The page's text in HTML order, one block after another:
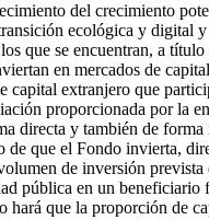
del crecimiento
ecológica y digital
que se encuentran, a
en mercados de
extranjero que
proporcionada por la
directa y también de
de que el Fondo invierta,
de inversión
pública en un beneficiario
que la proporción de